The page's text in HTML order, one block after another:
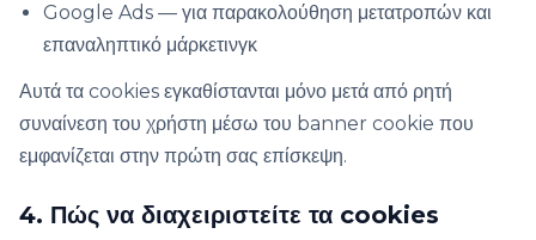
Google Ads — για παρακολούθηση μετατροπών και
επαναληπτικό μάρκετινγκ
Αυτά τα cookies εγκαθίστανται μόνο μετά από ρητή
συναίνεση του χρήστη μέσω του banner cookie που
εμφανίζεται στην πρώτη σας επίσκεψη.
4. Πώς να διαχειριστείτε τα cookies